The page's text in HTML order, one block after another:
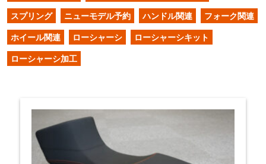
スプリング ニューモデル予約 ハンドル関連 フォーク関連
ホイール関連 ローシャーシ ローシャーシキット
ローシャーシ加工